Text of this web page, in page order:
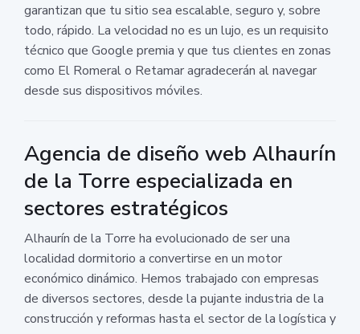
garantizan que tu sitio sea escalable, seguro y, sobre
todo, rápido. La velocidad no es un lujo, es un requisito
técnico que Google premia y que tus clientes en zonas
como El Romeral o Retamar agradecerán al navegar
desde sus dispositivos móviles.
Agencia de diseño web Alhaurín
de la Torre especializada en
sectores estratégicos
Alhaurín de la Torre ha evolucionado de ser una
localidad dormitorio a convertirse en un motor
económico dinámico. Hemos trabajado con empresas
de diversos sectores, desde la pujante industria de la
construcción y reformas hasta el sector de la logística y